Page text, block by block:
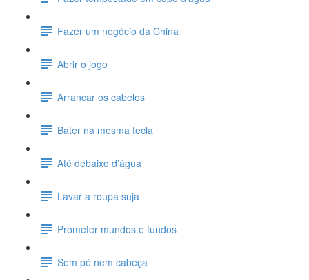
Fazer um negócio da China
Abrir o jogo
Arrancar os cabelos
Bater na mesma tecla
Até debaixo d’água
Lavar a roupa suja
Prometer mundos e fundos
Sem pé nem cabeça